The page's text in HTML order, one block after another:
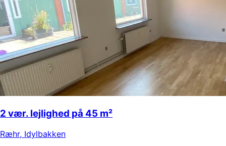
2 vær. lejlighed på 45 m²
Ræhr, Idylbakken